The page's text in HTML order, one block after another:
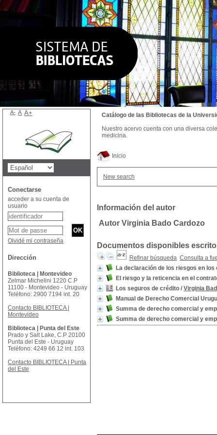
Inicio
New search
Información del autor
Autor Virginia Bado Cardozo
Documentos disponibles
Refinar búsqueda Consulta a
La declaración de los riesgos en
El riesgo y la reticencia en el
Los seguros de crédito / Virginia
Manual de Derecho Comercial
Summa de derecho comercial y
Summa de derecho comercial y
Catálogo de las Bibliotecas de la
Nuestro acervo cuenta con una diversa
medicina.
A- A A+
Conectarse
acceder a su cuenta de
usuario
Olvidé mi contraseña
Dirección
Biblioteca | Montevideo
Zelmar Michelini 1220 C.P
11100 - Montevideo - Uruguay
Teléfono: 2900 7194 int. 20
Contacto BIBLIOTECA |
Montevideo
Biblioteca | Punta del Este
Prado y Salt Lake, C.P 20100
Punta del Este - Uruguay
Teléfono: 4249 66 12 int. 103
Contacto BIBLIOTECA | Punta
del Este